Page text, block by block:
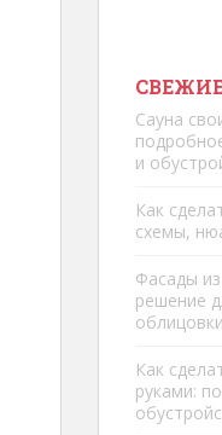
Сауна
и
Как
схемы,
Фасады
решение
Как
руками: